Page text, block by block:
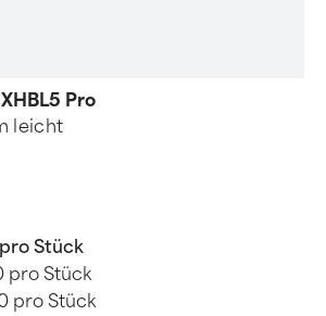
Pro
leicht
Stück
pro Stück
pro Stück